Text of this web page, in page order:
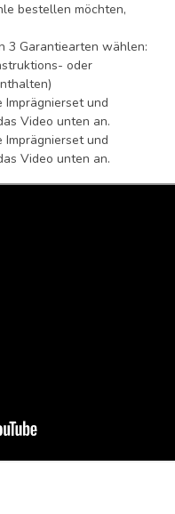
bestellen möchten,
3 Garantiearten wählen:
oder
Imprägnierset und
Video unten an.
Imprägnierset und
Video unten an.